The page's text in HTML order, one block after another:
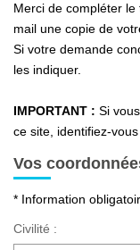
Merci de compléter
mail une copie de
Si votre demande
les indiquer.
IMPORTANT : Si
ce site, identifiez-
Vos
* Information
Civilité :